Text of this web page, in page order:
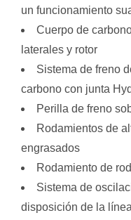
un funcionamiento
Cuerpo de
laterales y rotor
Sistema de freno
carbono con junta
Perilla de freno
Rodamientos de
engrasados
Rodamiento de
Sistema de
disposición de la línea